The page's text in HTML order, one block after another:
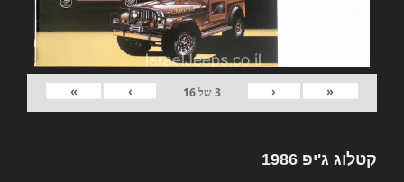
«
‹
3של16
›
»
קטלוג ג'יפ 1986